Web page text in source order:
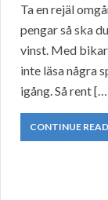
Ta en rejäl
pengar så ska
vinst. Med
inte läsa några
igång. Så rent
CONTINUE